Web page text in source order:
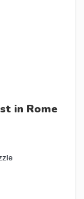
in Rome